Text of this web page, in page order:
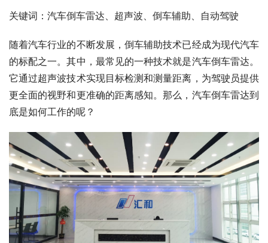
关键词：汽车倒车雷达、超声波、倒车辅助、自动驾驶
随着汽车行业的不断发展，倒车辅助技术已经成为现代汽车
的标配之一。其中，最常见的一种技术就是汽车倒车雷达。
它通过超声波技术实现目标检测和测量距离，为驾驶员提供
更全面的视野和更准确的距离感知。那么，汽车倒车雷达到
底是如何工作的呢？